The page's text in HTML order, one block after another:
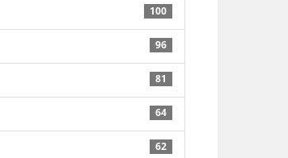
100
96
81
64
62